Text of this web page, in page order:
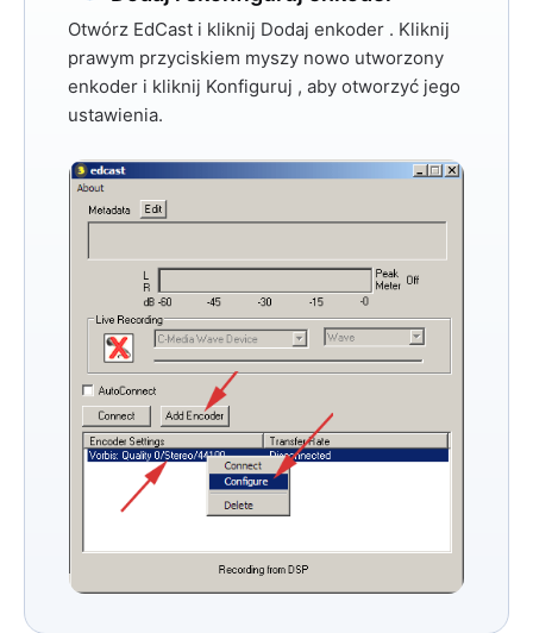
Otwórz EdCast i kliknij Dodaj enkoder . Kliknij
prawym przyciskiem myszy nowo utworzony
enkoder i kliknij Konfiguruj , aby otworzyć jego
ustawienia.